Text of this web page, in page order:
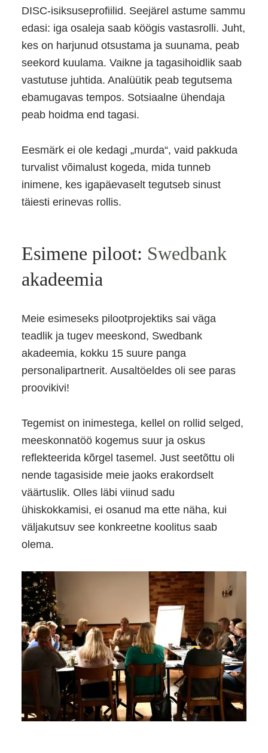
DISC‑isiksuseprofiilid. Seejärel astume sammu
edasi: iga osaleja saab köögis vastasrolli. Juht,
kes on harjunud otsustama ja suunama, peab
seekord kuulama. Vaikne ja tagasihoidlik saab
vastutuse juhtida. Analüütik peab tegutsema
ebamugavas tempos. Sotsiaalne ühendaja
peab hoidma end tagasi.
Eesmärk ei ole kedagi „murda“, vaid pakkuda
turvalist võimalust kogeda, mida tunneb
inimene, kes igapäevaselt tegutseb sinust
täiesti erinevas rollis.
Esimene piloot: Swedbank
akadeemia
Meie esimeseks pilootprojektiks sai väga
teadlik ja tugev meeskond, Swedbank
akadeemia, kokku 15 suure panga
personalipartnerit. Ausaltöeldes oli see paras
proovikivi!
Tegemist on inimestega, kellel on rollid selged,
meeskonnatöö kogemus suur ja oskus
reflekteerida kõrgel tasemel. Just seetõttu oli
nende tagasiside meie jaoks erakordselt
väärtuslik. Olles läbi viinud sadu
ühiskokkamisi, ei osanud ma ette näha, kui
väljakutsuv see konkreetne koolitus saab
olema.